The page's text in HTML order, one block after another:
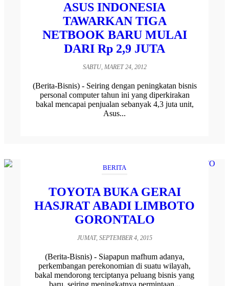
ASUS INDONESIA
TAWARKAN TIGA
NETBOOK BARU MULAI
DARI Rp 2,9 JUTA
SABTU, MARET 24, 2012
(Berita-Bisnis) - Seiring dengan peningkatan bisnis
personal computer tahun ini yang diperkirakan
bakal mencapai penjualan sebanyak 4,3 juta unit,
Asus...
BERITA
TOYOTA BUKA GERAI
HASJRAT ABADI LIMBOTO
GORONTALO
JUMAT, SEPTEMBER 4, 2015
(Berita-Bisnis) - Siapapun mafhum adanya,
perkembangan perekonomian di suatu wilayah,
bakal mendorong terciptanya peluang bisnis yang